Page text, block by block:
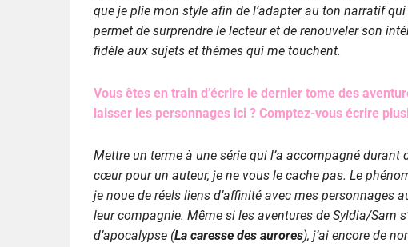
que je plie mon style afin de l’adapter au ton narratif
permet de surprendre le lecteur et de renouveler son
fidèle aux sujets et thèmes qui me touchent.
Vous êtes en train d’écrire le dernier tome des
laisser les personnages ici ? Comptez-vous écrire
Mettre un terme à une série qui l’a accompagné
cœur pour un auteur, je ne vous le cache pas. Le
je noue de réels liens d’affinité avec mes personnages
leur compagnie. Même si les aventures de Syldia/Sam
d’apocalypse (La caresse des aurores), j’ai encore de